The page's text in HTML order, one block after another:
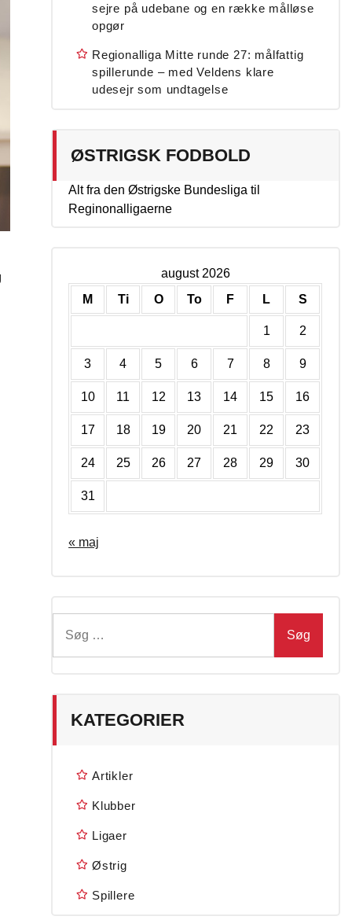
sejre på udebane og en række målløse
opgør
Regionalliga Mitte runde 27: målfattig
spillerunde – med Veldens klare
udesejr som undtagelse
ØSTRIGSK FODBOLD
Alt fra den Østrigske Bundesliga til
Reginonalligaerne
august 2026
M
Ti O To F L S
1 2
3 4 5 6 7 8 9
10 11 12 13 14 15 16
17 18 19 20 21 22 23
24 25 26 27 28 29 30
31
« maj
efter:
KATEGORIER
Artikler
Klubber
Ligaer
Østrig
Spillere